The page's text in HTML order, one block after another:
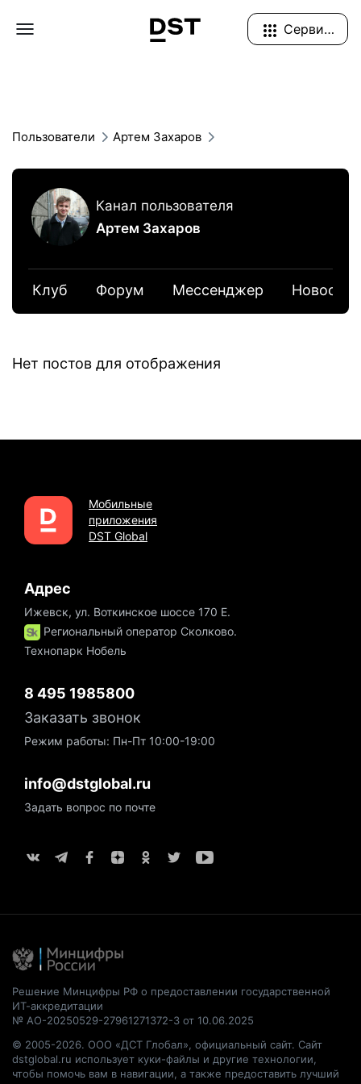
Navigation Menu Сервисы
Пользователи Артем Захаров
Канал пользователя
Артем Захаров
Клуб Форум Мессенджер Новости
Нет постов для отображения
Мобильные
приложения
DST Global
Адрес
Ижевск, ул. Воткинское шоссе 170 Е.
Региональный оператор Сколково.
Технопарк Нобель
8 495 1985800
Заказать звонок
Режим работы: Пн-Пт 10:00-19:00
info@dstglobal.ru
Задать вопрос по почте
Решение Минцифры РФ о предоставлении государственной
ИТ-аккредитации
№ АО-20250529-27961271372-3 от 10.06.2025
© 2005-2026. ООО «ДСТ Глобал», официальный сайт. Сайт
dstglobal.ru использует куки-файлы и другие технологии,
чтобы помочь вам в навигации, а также предоставить лучший